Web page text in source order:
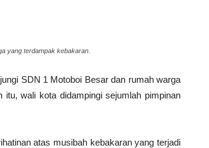
yang terdampak kebakaran.
SDN 1 Motoboi Besar dan rumah warga
wali kota didampingi sejumlah pimpinan
atas musibah kebakaran yang terjadi